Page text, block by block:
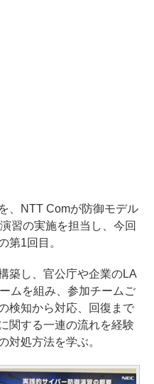
、NTT Comが防御モデル
習の実施を担当し、今回
第1回目。
築し、官公庁や企業のLA
ムを組み、参加チームご
検知から対応、回復まで
関する一連の流れを経験
対処方法を学ぶ。